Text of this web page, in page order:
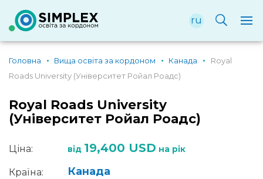
ru
Головна Вища освіта за кордоном Канада
Royal
Roads University (Університет Ройал Роадс)
Royal Roads University
(Університет Ройал Роадс)
Ціна: від 19,400 USD на рік
Країна: Канада